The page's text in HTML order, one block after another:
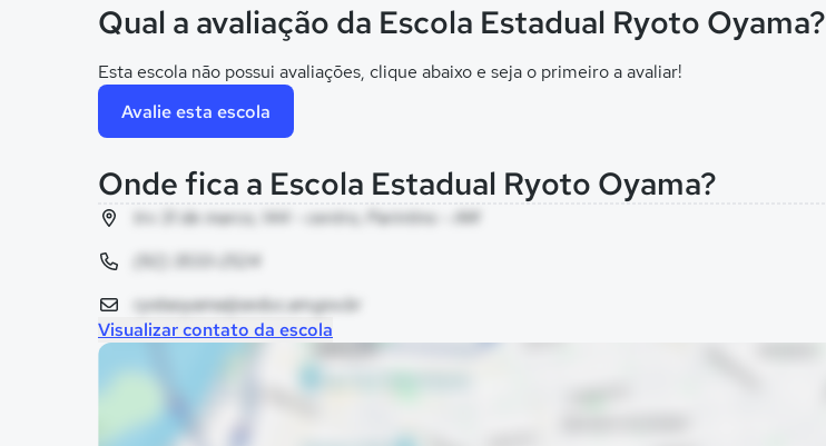
Qual a avaliação da Escola Estadual Ryoto Oyama?
Esta escola não possui avaliações, clique abaixo e seja o primeiro a avaliar!
Avalie esta escola
Onde fica a Escola Estadual Ryoto Oyama?
trv 31 de marco, 144 - centro, Parintins - AM
(92) 3533-2524
ryotaoyama@seduc.am.gov.br
Visualizar contato da escola